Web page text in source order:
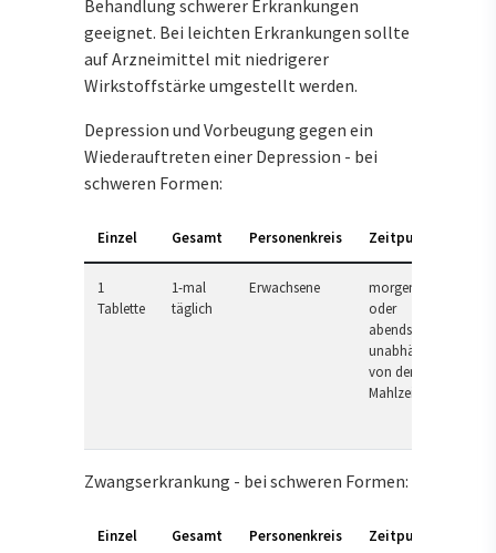
Behandlung schwerer Erkrankungen
geeignet. Bei leichten Erkrankungen sollte
auf Arzneimittel mit niedrigerer
Wirkstoffstärke umgestellt werden.
Depression und Vorbeugung gegen ein
Wiederauftreten einer Depression - bei
schweren Formen:
Einzel Gesamt Personenkreis Zeitpunkt
1
Tablette
1-mal
täglich
Erwachsene
morgens
oder
abends,
unabhängig
von der
Mahlzeit
Zwangserkrankung - bei schweren Formen:
Einzel Gesamt Personenkreis Zeitpunkt